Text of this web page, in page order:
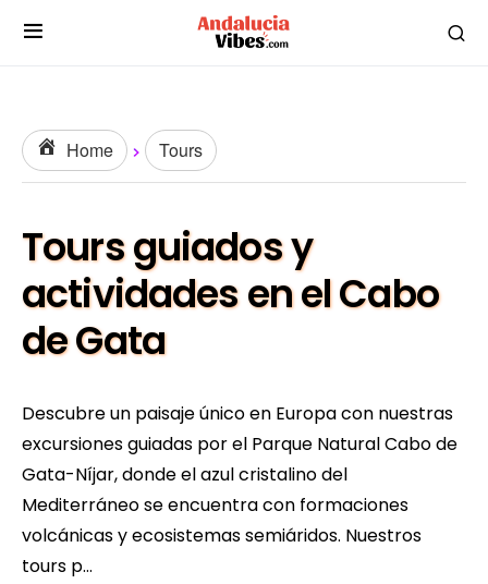
Home Tours
Tours guiados y
actividades en el Cabo
de Gata
Descubre un paisaje único en Europa con nuestras
excursiones guiadas por el Parque Natural Cabo de
Gata-Níjar, donde el azul cristalino del
Mediterráneo se encuentra con formaciones
volcánicas y ecosistemas semiáridos. Nuestros
tours p...